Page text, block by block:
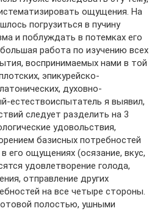
ощущения. На
погрузиться в пучину
и поблуждать в потемках его
работа по изучению всех
воспринимаемых нами в той
эпикурейско-
духовно-
естествоиспытатель я выявил,
следует разделить на 3
удовольствия,
базисных потребностей
его ощущениях (осязание, вкус,
удовлетворение голода,
отправление других
на все четыре стороны.
полостью, ушными